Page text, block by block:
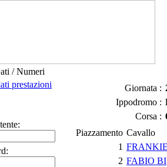
/ Numeri
prestazioni
Giornata :
Ippodromo :
Corsa :
Piazzamento Cavallo
1
2 FABIO BI